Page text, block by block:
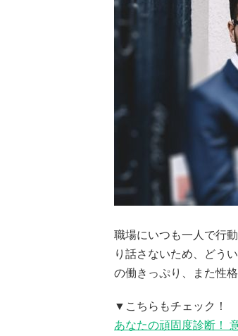
職場にいつも一人で行
り話さないため、どう
の働きっぷり、また性
▼こちらもチェック！
あなたの頑固度診断！